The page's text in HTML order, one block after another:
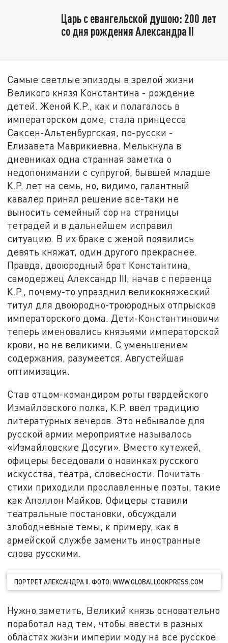
Царь с евангельской душою: 200 лет
со дня рождения Александра II
Самые светлые эпизоды в зрелой жизни
Великого князя Константина - рождение
детей. Женой К.Р., как и полагалось в
императорском доме, стала принцесса
Саксен-Альтенбургская, по-русски -
Елизавета Маврикиевна. Мелькнула в
дневниках одна странная заметка о
недопонимании с супругой, бывшей младше
К.Р. лет на семь, но, видимо, галантный
кавалер принял решение все-таки не
выносить семейный сор на страницы
тетрадей и в дальнейшем исправил
ситуацию. В их браке с женой появились
девять княжат, один другого прекраснее.
Правда, двоюродный брат Константина,
самодержец Александр III, начав с первенца
К.Р., почему-то упразднил великокняжеский
титул для двоюродно-троюродных отпрысков
императорского дома. Дети-Константиновичи
теперь именовались князьями императорской
крови, но не великими. С уменьшением
содержания, разумеется. Августейшая
оптимизация.
Став отцом-командиром роты гвардейского
Измайловского полка, К.Р. ввел традицию
литературных вечеров. Это небывалое для
русской армии мероприятие называлось
«Измайловские Досуги». Вместо кутежей,
офицеры беседовали о новинках русского
искусства, театра, словесности. Почитать
стихи приходили прославленные поэты, такие
как Аполлон Майков. Офицеры ставили
театральные постановки, обсуждали
злободневные темы, к примеру, как в
армейской службе заменить иностранные
слова русскими.
ПОРТРЕТ АЛЕКСАНДРА II. ФОТО: WWW.GLOBALLOOKPRESS.COM
Нужно заметить, Великий князь основательно
поработал над тем, чтобы ввести в разных
областях жизни империи моду на все русское.